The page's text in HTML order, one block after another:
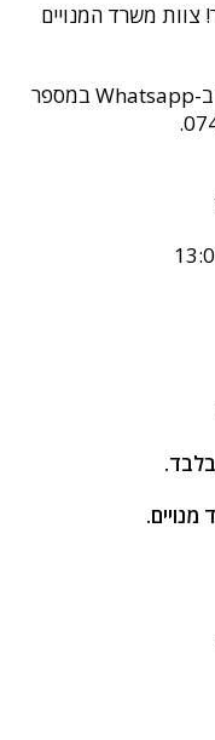
צוות משרד המנויים
איך יוצרים קשר? אפשר ליצור איתנו קשר ב-Whatsapp במספר